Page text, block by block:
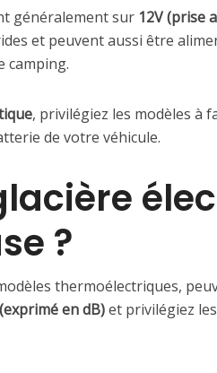
généralement sur 12V (prise
et peuvent aussi être
camping.
, privilégiez les modèles à
de votre véhicule.
?
thermoélectriques,
en dB)et privilégiez